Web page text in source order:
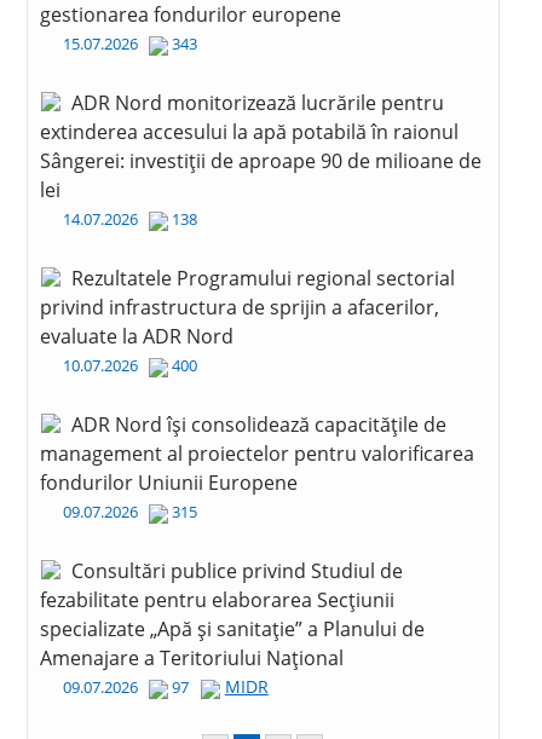
gestionarea fondurilor europene
15.07.2026 343
ADR Nord monitorizează lucrările pentru
extinderea accesului la apă potabilă în raionul
Sângerei: investiții de aproape 90 de milioane de
lei
14.07.2026 138
Rezultatele Programului regional sectorial
privind infrastructura de sprijin a afacerilor,
evaluate la ADR Nord
10.07.2026 400
ADR Nord își consolidează capacitățile de
management al proiectelor pentru valorificarea
fondurilor Uniunii Europene
09.07.2026 315
Consultări publice privind Studiul de
fezabilitate pentru elaborarea Secțiunii
specializate „Apă și sanitație” a Planului de
Amenajare a Teritoriului Național
09.07.2026 97 MIDR